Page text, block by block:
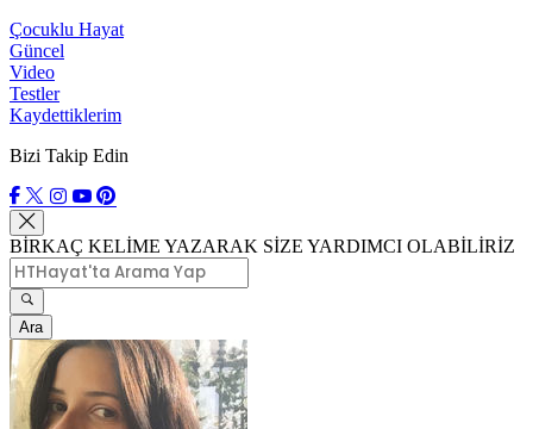
Çocuklu Hayat
Güncel
Video
Testler
Kaydettiklerim
Bizi Takip Edin
BİRKAÇ KELİME YAZARAK SİZE YARDIMCI OLABİLİRİZ
Ara